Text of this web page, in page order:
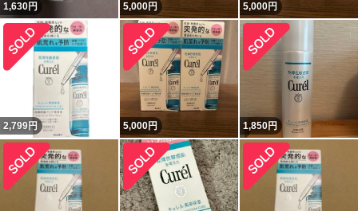
1,630円 5,000円 5,000円
2,799円 5,000円 1,850円